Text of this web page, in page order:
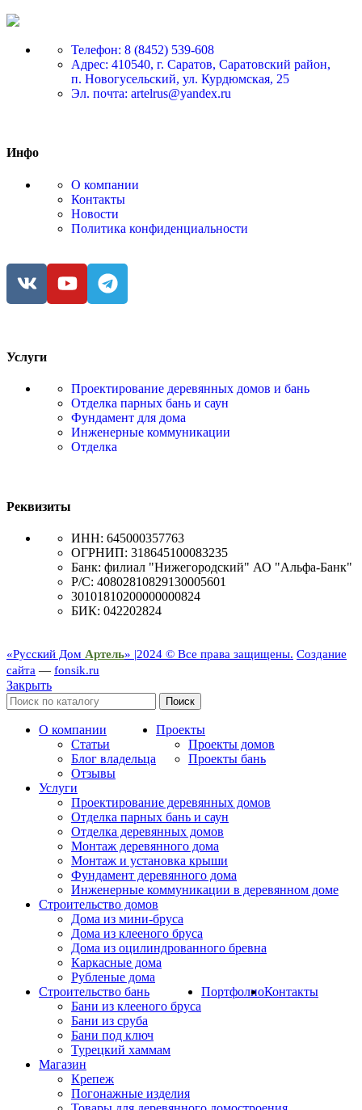
Телефон: 8 (8452) 539-608
Адрес: 410540, г. Саратов, Саратовский район,
п. Новогусельский, ул. Курдюмская, 25
Эл. почта: artelrus@yandex.ru
Инфо
О компании
Контакты
Новости
Политика конфиденциальности
Услуги
Проектирование деревянных домов и бань
Отделка парных бань и саун
Фундамент для дома
Инженерные коммуникации
Отделка
Реквизиты
ИНН: 645000357763
ОГРНИП: 318645100083235
Банк: филиал "Нижегородский" АО "Альфа-Банк"
Р/С: 40802810829130005601
30101810200000000824
БИК: 042202824
«Русский Дом Артель» |2024 © Все права защищены. Создание
сайта — fonsik.ru
Закрыть
Поиск
О компании
Статьи
Блог владельца
Отзывы
Проекты
Проекты домов
Проекты бань
Услуги
Проектирование деревянных домов
Отделка парных бань и саун
Отделка деревянных домов
Монтаж деревянного дома
Монтаж и установка крыши
Фундамент деревянного дома
Инженерные коммуникации в деревянном доме
Строительство домов
Дома из мини-бруса
Дома из клееного бруса
Дома из оцилиндрованного бревна
Каркасные дома
Рубленые дома
Строительство бань
Бани из клееного бруса
Бани из сруба
Бани под ключ
Турецкий хаммам
ПортфолиоКонтакты
Магазин
Крепеж
Погонажные изделия